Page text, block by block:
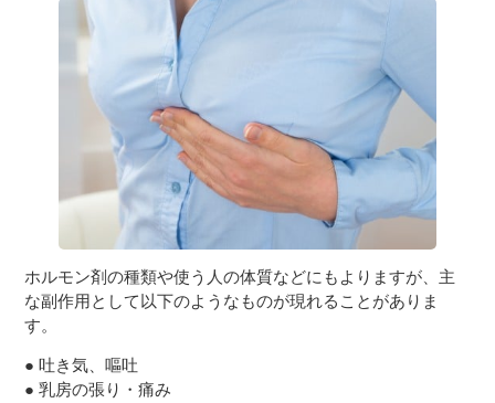
ホルモン剤の種類や使う人の体質などにもよりますが、主
な副作用として以下のようなものが現れることがありま
す。
● 吐き気、嘔吐
● 乳房の張り・痛み